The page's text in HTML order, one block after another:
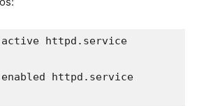
httpd.service
httpd.service